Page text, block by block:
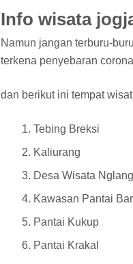
Info wisata
Namun jangan terburu-
terkena penyebaran
dan berikut ini tempat
Tebing Breksi
Kaliurang
Desa Wisata
Kawasan Pantai
Pantai Kukup
Pantai Krakal